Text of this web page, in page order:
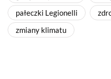
pałeczki Legionelli
zmiany klimatu